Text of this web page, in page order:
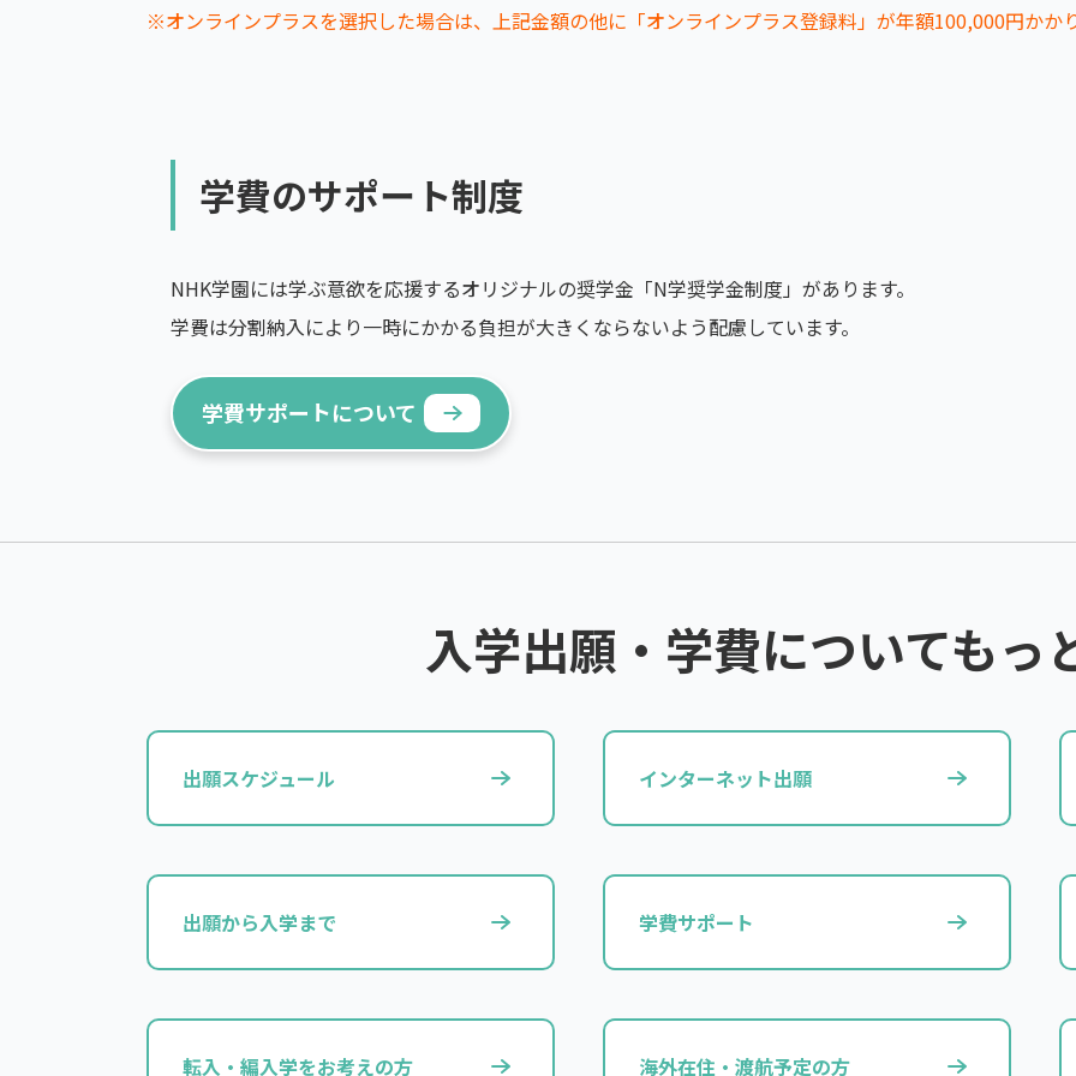
※オンラインプラスを選択した場合は、上記金額の他に「オンラインプラス登録料」が年額100,000円かか
学費のサポート制度
NHK学園には学ぶ意欲を応援するオリジナルの奨学金「N学奨学金制度」があります。
学費は分割納入により一時にかかる負担が大きくならないよう配慮しています。
学費サポートについて
入学出願・学費についてもっ
出願スケジュール インターネット出願
出願から入学まで 学費サポート
転入・編入学をお考えの方 海外在住・渡航予定の方